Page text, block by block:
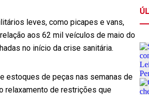
leves, como picapes e vans,
aos 62 mil veículos de maio do
no início da crise sanitária.
estoques de peças nas semanas de
relaxamento de restrições que